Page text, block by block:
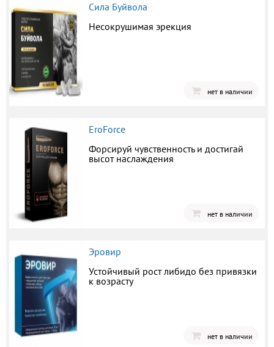
Сила Буйвола
Несокрушимая эрекция
нет в наличии
EroForce
Форсируй чувственность и достигай
высот наслаждения
нет в наличии
Эровир
Устойчивый рост либидо без привязки
к возрасту
нет в наличии